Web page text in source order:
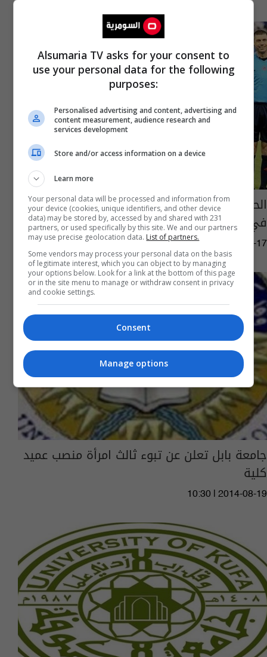
الحكم الدولي مهند قاسم يتألق مع مساعديه
في خليجي 22 وينال إعجاب الجميع
01:45 | 2014-11-17
جامعة بابل تعلن عن تبوء ثالث امرأة منصب عميد
كلية
10:30 | 2014-08-19
Alsumaria TV asks for your consent to
use your personal data for the following
purposes:
Personalised advertising and content, advertising and
content measurement, audience research and
services development
Store and/or access information on a device
Learn more
Your personal data will be processed and information from
your device (cookies, unique identifiers, and other device
data) may be stored by, accessed by and shared with 231
partners, or used specifically by this site. We and our partners
may use precise geolocation data. List of partners.
Some vendors may process your personal data on the basis
of legitimate interest, which you can object to by managing
your options below. Look for a link at the bottom of this page
or in the site menu to manage or withdraw consent in privacy
and cookie settings.
Consent
Manage options